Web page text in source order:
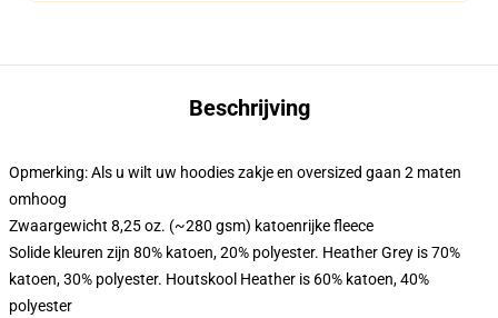
Beschrijving
Opmerking: Als u wilt uw hoodies zakje en oversized gaan 2 maten
omhoog
Zwaargewicht 8,25 oz. (~280 gsm) katoenrijke fleece
Solide kleuren zijn 80% katoen, 20% polyester. Heather Grey is 70%
katoen, 30% polyester. Houtskool Heather is 60% katoen, 40%
polyester